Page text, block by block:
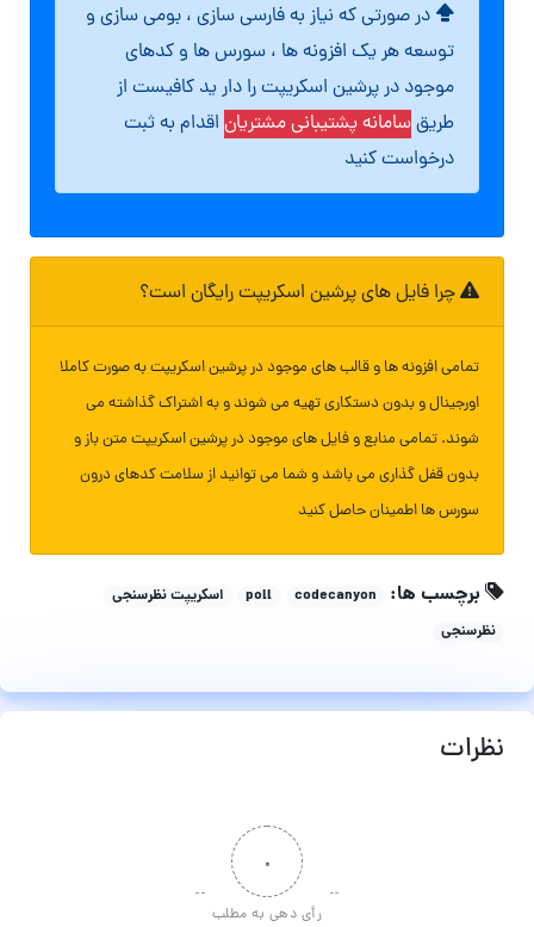
در صورتی که نیاز به فارسی سازی ، بومی سازی و
توسعه هر یک افزونه ها ، سورس ها و کدهای
موجود در پرشین اسکریپت را دار ید کافیست از
طریقسامانه پشتیبانی مشتریان اقدام به ثبت
درخواست کنید
چرا فایل های پرشین اسکریپت رایگان است؟
تمامی افزونه ها و قالب های موجود در پرشین اسکریپت به صورت کاملا
اورجینال و بدون دستکاری تهیه می شوند و به اشتراک گذاشته می
شوند. تمامی منابع و فایل های موجود در پرشین اسکریپت متن باز و
بدون قفل گذاری می باشد و شما می توانید از سلامت کدهای درون
سورس ها اطمینان حاصل کنید
برچسب ها: codecanyon
poll
اسکریپت نظرسنجی
نظرسنجی
نظرات
۰
رأی دهی به مطلب